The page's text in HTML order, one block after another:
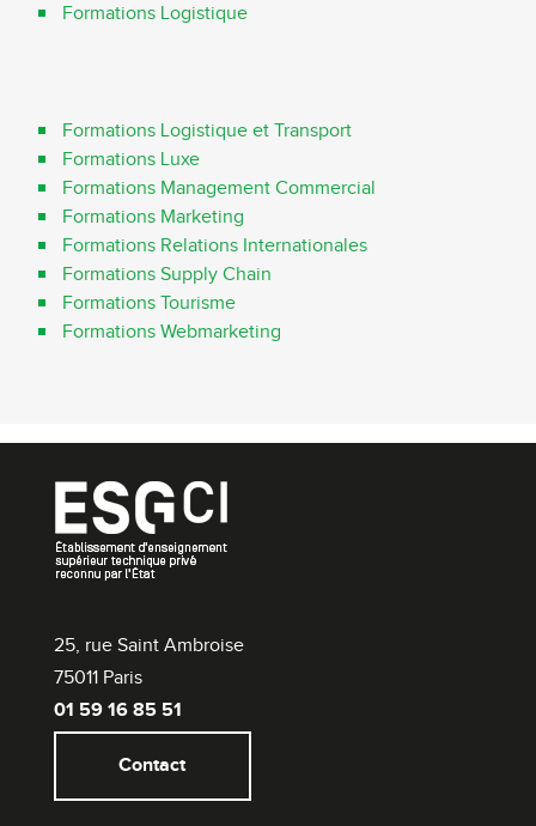
Formations Logistique
Formations Logistique et Transport
Formations Luxe
Formations Management Commercial
Formations Marketing
Formations Relations Internationales
Formations Supply Chain
Formations Tourisme
Formations Webmarketing
25, rue Saint Ambroise
75011 Paris
01 59 16 85 51
Contact